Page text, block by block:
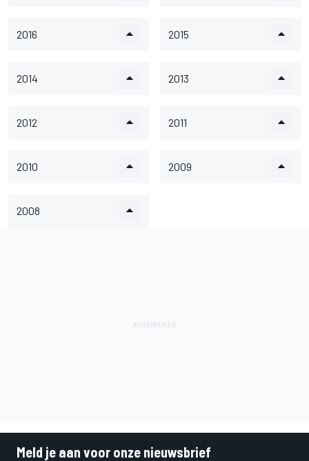
2016 2015
2014 2013
2012 2011
2010 2009
2008
Meld je aan voor onze nieuwsbrief